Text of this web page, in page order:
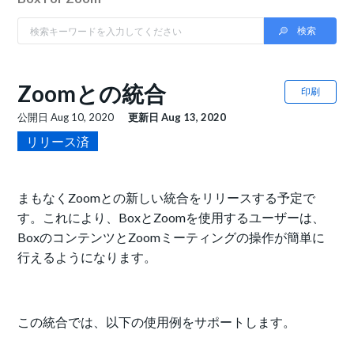
印刷
Zoomとの統合
公開日Aug 10, 2020 更新日Aug 13, 2020
リリース済
まもなくZoomとの新しい統合をリリースする予定で
す。これにより、BoxとZoomを使用するユーザーは、
BoxのコンテンツとZoomミーティングの操作が簡単に
行えるようになります。
この統合では、以下の使用例をサポートします。